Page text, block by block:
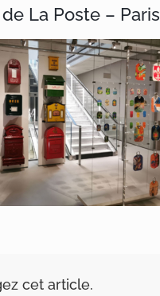
La Poste –
cet article.